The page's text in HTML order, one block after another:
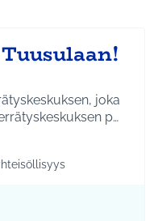
joka
p…
Tuusula
mukaan: Hyvinvointi ja